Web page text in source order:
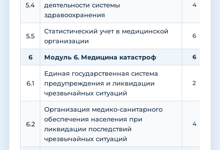
5.4
деятельности системы
здравоохранения
4
5.5
Статистический учет в медицинской
организации
6
6 Модуль 6. Медицина катастроф 6
6.1
Единая государственная система
предупреждения и ликвидации
чрезвычайных ситуаций
2
6.2
Организация медико-санитарного
обеспечения населения при
ликвидации последствий
чрезвычайных ситуаций
4